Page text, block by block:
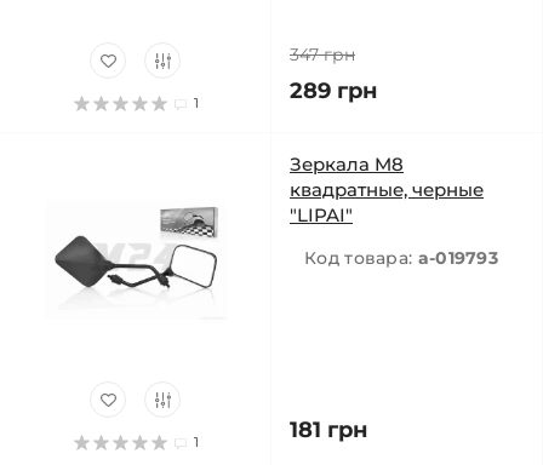
1
347 грн
289 грн
1
Зеркала M8
квадратные, черные
"LIPAI"
Код товара: a-019793
181 грн